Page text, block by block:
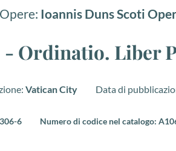
Ioannis Duns Scoti
- Ordinatio. Liber
Vatican City Data di
6 Numero di codice nel catalogo: